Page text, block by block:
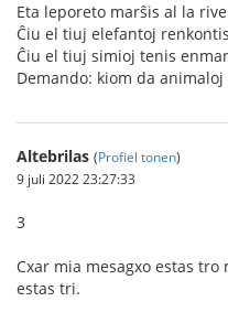
Eta leporeto marŝis al la
Ĉiu el tiuj elefantoj
Ĉiu el tiuj simioj tenis
Demando: kiom da
Altebrilas (Profiel tonen)
9 juli 2022 23:27:33
3
Cxar mia mesagxo estas
estas tri.